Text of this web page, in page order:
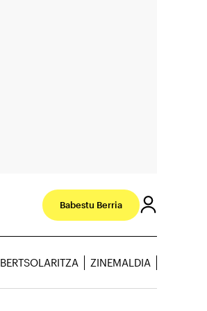
Babestu Berria
BERTSOLARITZA ZINEMALDIA